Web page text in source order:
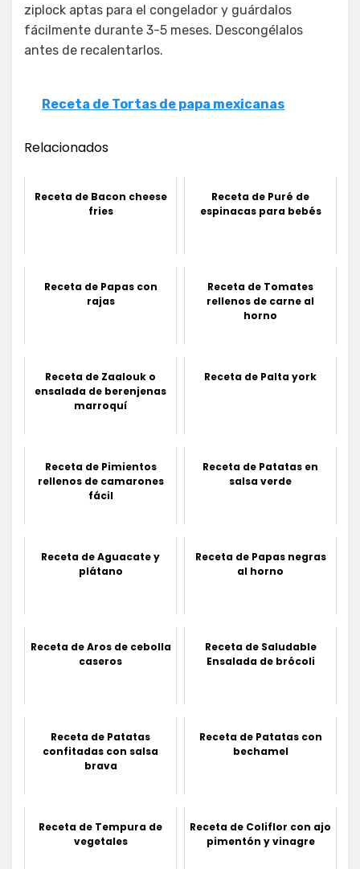
ziplock aptas para el congelador y guárdalos
fácilmente durante 3-5 meses. Descongélalos
antes de recalentarlos.
Receta de Tortas de papa mexicanas
Relacionados
Receta de Bacon cheese
fries
Receta de Puré de
espinacas para bebés
Receta de Papas con
rajas
Receta de Tomates
rellenos de carne al
horno
Receta de Zaalouk o
ensalada de berenjenas
marroquí
Receta de Palta york
Receta de Pimientos
rellenos de camarones
fácil
Receta de Patatas en
salsa verde
Receta de Aguacate y
plátano
Receta de Papas negras
al horno
Receta de Aros de cebolla
caseros
Receta de Saludable
Ensalada de brócoli
Receta de Patatas
confitadas con salsa
brava
Receta de Patatas con
bechamel
Receta de Tempura de
vegetales
Receta de Coliflor con ajo
pimentón y vinagre